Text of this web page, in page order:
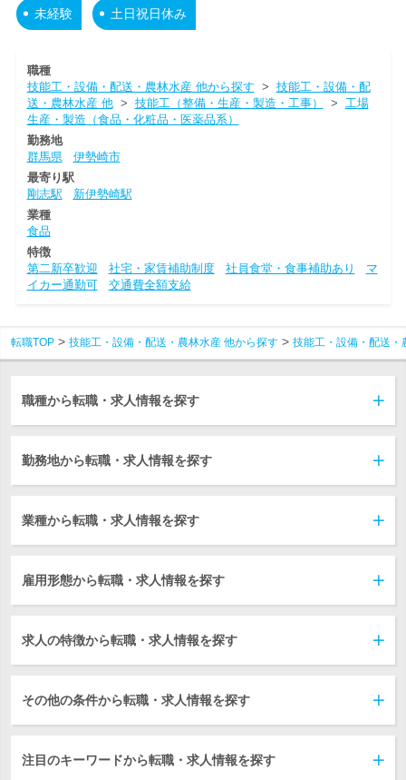
未経験 土日祝日休み
職種
技能工・設備・配送・農林水産 他から探す > 技能工・設備・配
送・農林水産 他> 技能工（整備・生産・製造・工事） > 工場
生産・製造（食品・化粧品・医薬品系）
勤務地
群馬県
伊勢崎市
最寄り駅
剛志駅
新伊勢崎駅
業種
食品
特徴
第二新卒歓迎
社宅・家賃補助制度 社員食堂・食事補助あり
マ
イカー通勤可
交通費全額支給
転職TOP 技能工・設備・配送・農林水産 他から探す 技能工・設備・配送・
職種から転職・求人情報を探す
勤務地から転職・求人情報を探す
業種から転職・求人情報を探す
雇用形態から転職・求人情報を探す
求人の特徴から転職・求人情報を探す
その他の条件から転職・求人情報を探す
注目のキーワードから転職・求人情報を探す